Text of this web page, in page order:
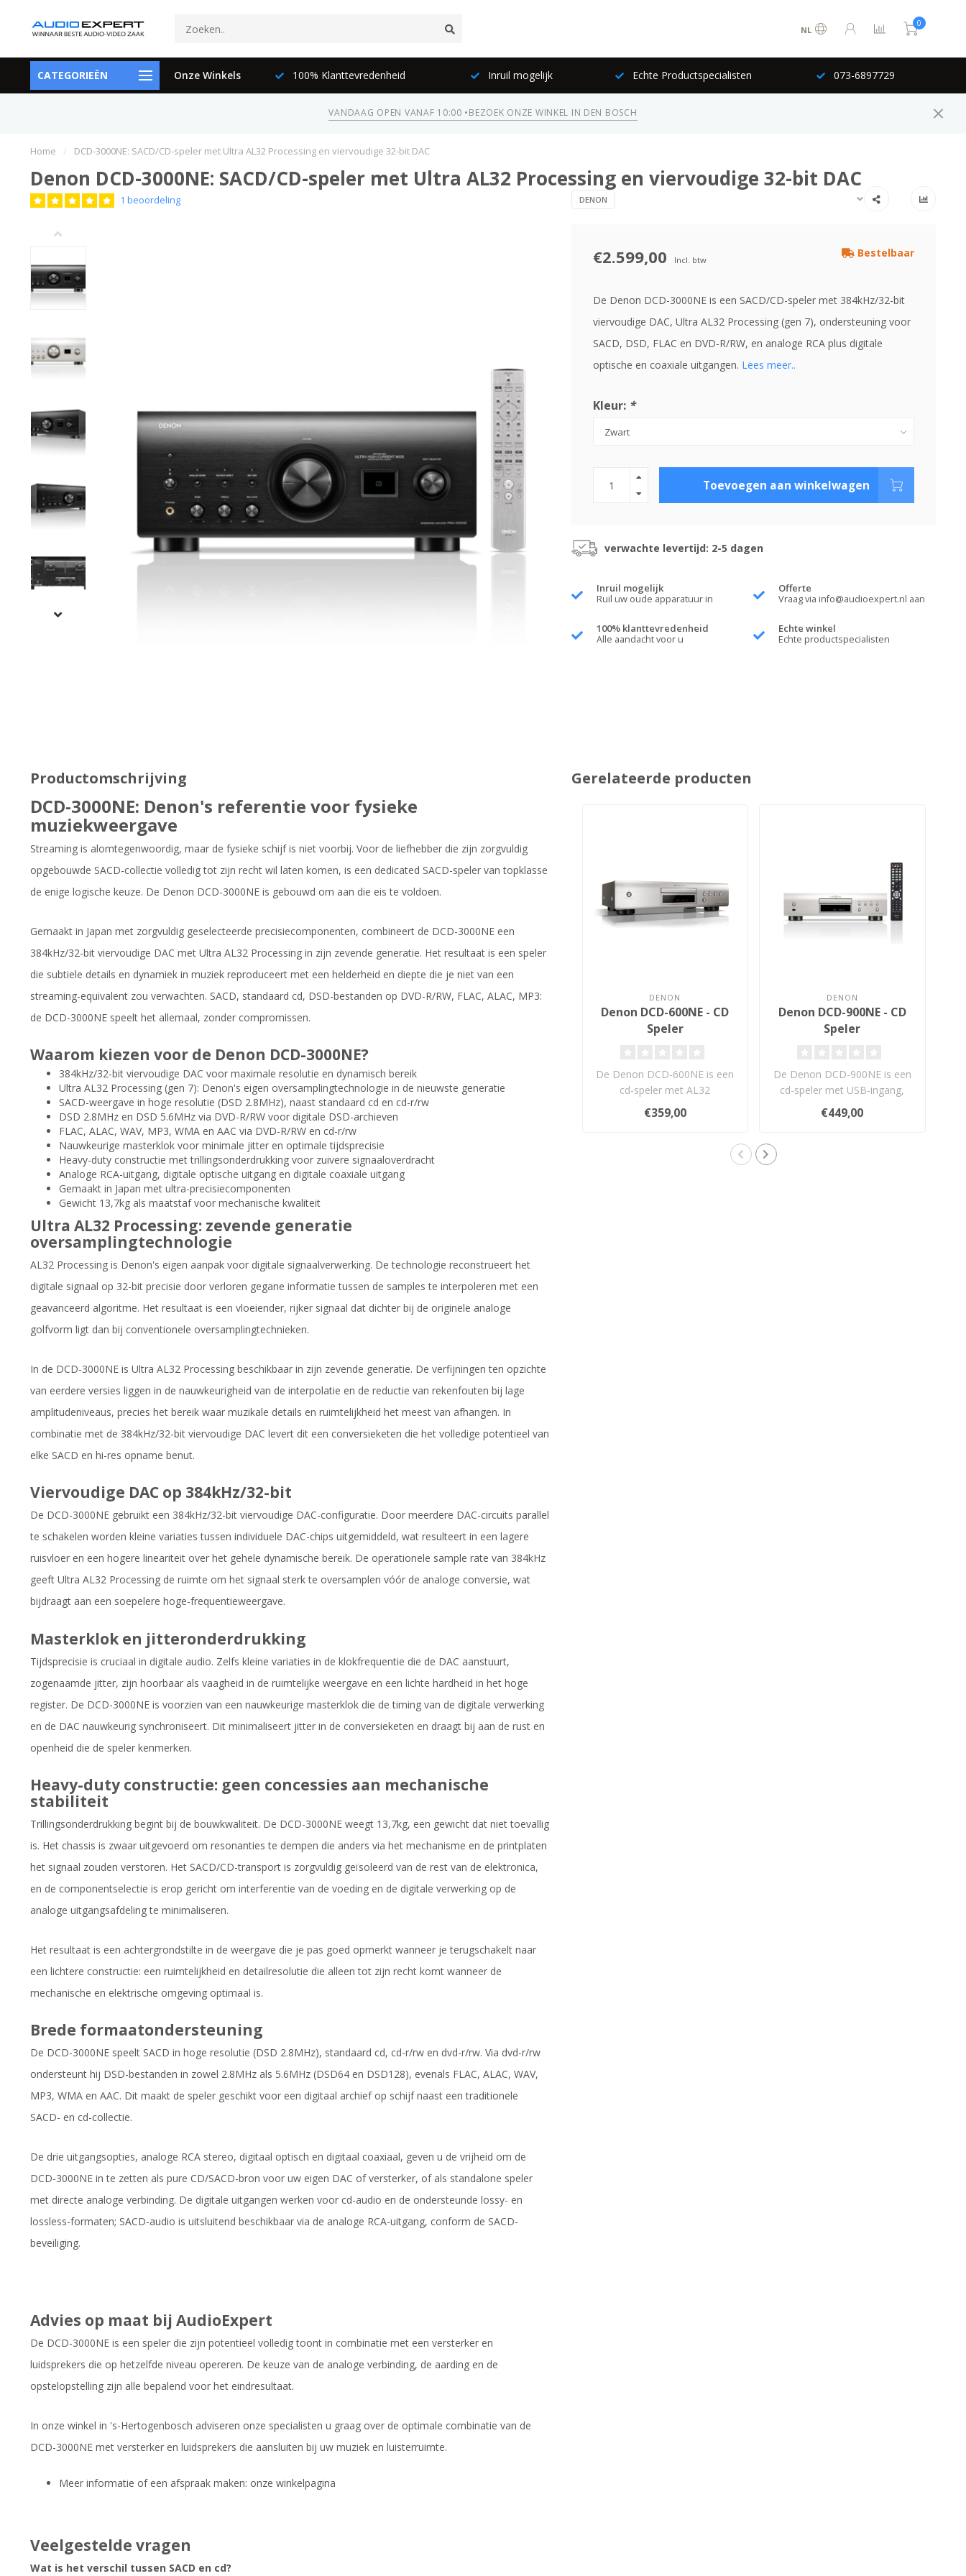
NL
0
CATEGORIEËN Onze Winkels
073-6897729 100% Klanttevredenheid Inruil mogelijk Echte Productspecialisten 073-6897729
VANDAAG OPEN VANAF 10:00 •BEZOEK ONZE WINKEL IN DEN BOSCH
Home / DCD-3000NE: SACD/CD-speler met Ultra AL32 Processing en viervoudige 32-bit DAC
Denon DCD-3000NE: SACD/CD-speler met Ultra AL32 Processing en viervoudige 32-bit DAC
1 beoordeling DENON
€2.599,00 Incl. btw
Bestelbaar
De Denon DCD-3000NE is een SACD/CD-speler met 384kHz/32-bit
viervoudige DAC, Ultra AL32 Processing (gen 7), ondersteuning voor
SACD, DSD, FLAC en DVD-R/RW, en analoge RCA plus digitale
optische en coaxiale uitgangen. Lees meer..
Kleur: *
Toevoegen aan winkelwagen
verwachte levertijd: 2-5 dagen
Inruil mogelijk
Ruil uw oude apparatuur in
Offerte
Vraag via info@audioexpert.nl aan
100% klanttevredenheid
Alle aandacht voor u
Echte winkel
Echte productspecialisten
Productomschrijving
DCD-3000NE: Denon's referentie voor fysieke
muziekweergave
Streaming is alomtegenwoordig, maar de fysieke schijf is niet voorbij. Voor de liefhebber die zijn zorgvuldig
opgebouwde SACD-collectie volledig tot zijn recht wil laten komen, is een dedicated SACD-speler van topklasse
de enige logische keuze. De Denon DCD-3000NE is gebouwd om aan die eis te voldoen.
Gemaakt in Japan met zorgvuldig geselecteerde precisiecomponenten, combineert de DCD-3000NE een
384kHz/32-bit viervoudige DAC met Ultra AL32 Processing in zijn zevende generatie. Het resultaat is een speler
die subtiele details en dynamiek in muziek reproduceert met een helderheid en diepte die je niet van een
streaming-equivalent zou verwachten. SACD, standaard cd, DSD-bestanden op DVD-R/RW, FLAC, ALAC, MP3:
de DCD-3000NE speelt het allemaal, zonder compromissen.
Waarom kiezen voor de Denon DCD-3000NE?
384kHz/32-bit viervoudige DAC voor maximale resolutie en dynamisch bereik
Ultra AL32 Processing (gen 7): Denon's eigen oversamplingtechnologie in de nieuwste generatie
SACD-weergave in hoge resolutie (DSD 2.8MHz), naast standaard cd en cd-r/rw
DSD 2.8MHz en DSD 5.6MHz via DVD-R/RW voor digitale DSD-archieven
FLAC, ALAC, WAV, MP3, WMA en AAC via DVD-R/RW en cd-r/rw
Nauwkeurige masterklok voor minimale jitter en optimale tijdsprecisie
Heavy-duty constructie met trillingsonderdrukking voor zuivere signaaloverdracht
Analoge RCA-uitgang, digitale optische uitgang en digitale coaxiale uitgang
Gemaakt in Japan met ultra-precisiecomponenten
Gewicht 13,7kg als maatstaf voor mechanische kwaliteit
Ultra AL32 Processing: zevende generatie
oversamplingtechnologie
AL32 Processing is Denon's eigen aanpak voor digitale signaalverwerking. De technologie reconstrueert het
digitale signaal op 32-bit precisie door verloren gegane informatie tussen de samples te interpoleren met een
geavanceerd algoritme. Het resultaat is een vloeiender, rijker signaal dat dichter bij de originele analoge
golfvorm ligt dan bij conventionele oversamplingtechnieken.
In de DCD-3000NE is Ultra AL32 Processing beschikbaar in zijn zevende generatie. De verfijningen ten opzichte
van eerdere versies liggen in de nauwkeurigheid van de interpolatie en de reductie van rekenfouten bij lage
amplitudeniveaus, precies het bereik waar muzikale details en ruimtelijkheid het meest van afhangen. In
combinatie met de 384kHz/32-bit viervoudige DAC levert dit een conversieketen die het volledige potentieel van
elke SACD en hi-res opname benut.
Viervoudige DAC op 384kHz/32-bit
De DCD-3000NE gebruikt een 384kHz/32-bit viervoudige DAC-configuratie. Door meerdere DAC-circuits parallel
te schakelen worden kleine variaties tussen individuele DAC-chips uitgemiddeld, wat resulteert in een lagere
ruisvloer en een hogere lineariteit over het gehele dynamische bereik. De operationele sample rate van 384kHz
geeft Ultra AL32 Processing de ruimte om het signaal sterk te oversamplen vóór de analoge conversie, wat
bijdraagt aan een soepelere hoge-frequentieweergave.
Masterklok en jitteronderdrukking
Tijdsprecisie is cruciaal in digitale audio. Zelfs kleine variaties in de klokfrequentie die de DAC aanstuurt,
zogenaamde jitter, zijn hoorbaar als vaagheid in de ruimtelijke weergave en een lichte hardheid in het hoge
register. De DCD-3000NE is voorzien van een nauwkeurige masterklok die de timing van de digitale verwerking
en de DAC nauwkeurig synchroniseert. Dit minimaliseert jitter in de conversieketen en draagt bij aan de rust en
openheid die de speler kenmerken.
Heavy-duty constructie: geen concessies aan mechanische
stabiliteit
Trillingsonderdrukking begint bij de bouwkwaliteit. De DCD-3000NE weegt 13,7kg, een gewicht dat niet toevallig
is. Het chassis is zwaar uitgevoerd om resonanties te dempen die anders via het mechanisme en de printplaten
het signaal zouden verstoren. Het SACD/CD-transport is zorgvuldig geïsoleerd van de rest van de elektronica,
en de componentselectie is erop gericht om interferentie van de voeding en de digitale verwerking op de
analoge uitgangsafdeling te minimaliseren.
Het resultaat is een achtergrondstilte in de weergave die je pas goed opmerkt wanneer je terugschakelt naar
een lichtere constructie: een ruimtelijkheid en detailresolutie die alleen tot zijn recht komt wanneer de
mechanische en elektrische omgeving optimaal is.
Brede formaatondersteuning
De DCD-3000NE speelt SACD in hoge resolutie (DSD 2.8MHz), standaard cd, cd-r/rw en dvd-r/rw. Via dvd-r/rw
ondersteunt hij DSD-bestanden in zowel 2.8MHz als 5.6MHz (DSD64 en DSD128), evenals FLAC, ALAC, WAV,
MP3, WMA en AAC. Dit maakt de speler geschikt voor een digitaal archief op schijf naast een traditionele
SACD- en cd-collectie.
De drie uitgangsopties, analoge RCA stereo, digitaal optisch en digitaal coaxiaal, geven u de vrijheid om de
DCD-3000NE in te zetten als pure CD/SACD-bron voor uw eigen DAC of versterker, of als standalone speler
met directe analoge verbinding. De digitale uitgangen werken voor cd-audio en de ondersteunde lossy- en
lossless-formaten; SACD-audio is uitsluitend beschikbaar via de analoge RCA-uitgang, conform de SACD-
beveiliging.
Advies op maat bij AudioExpert
De DCD-3000NE is een speler die zijn potentieel volledig toont in combinatie met een versterker en
luidsprekers die op hetzelfde niveau opereren. De keuze van de analoge verbinding, de aarding en de
opstelopstelling zijn alle bepalend voor het eindresultaat.
In onze winkel in 's-Hertogenbosch adviseren onze specialisten u graag over de optimale combinatie van de
DCD-3000NE met versterker en luidsprekers die aansluiten bij uw muziek en luisterruimte.
Meer informatie of een afspraak maken: onze winkelpagina
Veelgestelde vragen
Wat is het verschil tussen SACD en cd?
Gerelateerde producten
DENON
Denon DCD-600NE - CD
Speler
De Denon DCD-600NE is een
cd-speler met AL32
Processing, Burr Brown
192kHz/32-bi..
€359,00
DENON
Denon DCD-900NE - CD
Speler
De Denon DCD-900NE is een
cd-speler met USB-ingang,
Advanced AL32 Processing
Plu..
€449,00